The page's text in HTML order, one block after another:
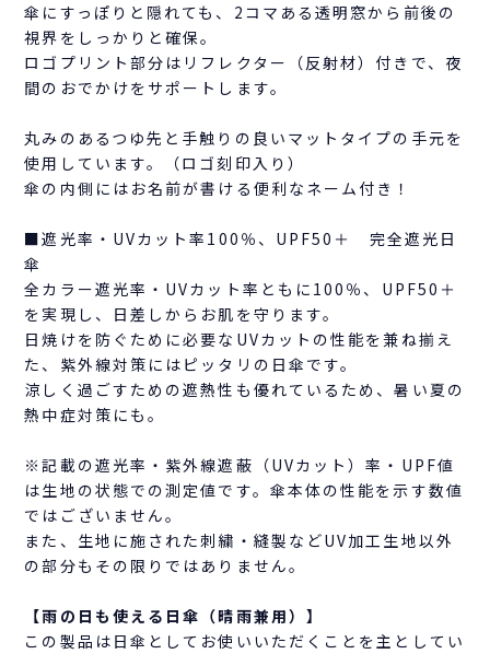
傘にすっぽりと隠れても、2コマある透明窓から前後の
視界をしっかりと確保。
ロゴプリント部分はリフレクター（反射材）付きで、夜
間のおでかけをサポートします。
丸みのあるつゆ先と手触りの良いマットタイプの手元を
使用しています。（ロゴ刻印入り）
傘の内側にはお名前が書ける便利なネーム付き！
■遮光率・UVカット率100％、UPF50＋ 完全遮光日
傘
全カラー遮光率・UVカット率ともに100％、UPF50＋
を実現し、日差しからお肌を守ります。
日焼けを防ぐために必要なUVカットの性能を兼ね揃え
た、紫外線対策にはピッタリの日傘です。
涼しく過ごすための遮熱性も優れているため、暑い夏の
熱中症対策にも。
※記載の遮光率・紫外線遮蔽（UVカット）率・UPF値
は生地の状態での測定値です。傘本体の性能を示す数値
ではございません。
また、生地に施された刺繍・縫製などUV加工生地以外
の部分もその限りではありません。
【雨の日も使える日傘（晴雨兼用）】
この製品は日傘としてお使いいただくことを主としてい